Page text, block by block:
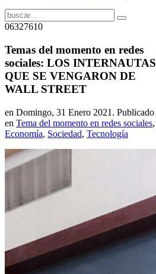
06327610
Temas del momento en redes
sociales: LOS INTERNAUTAS
QUE SE VENGARON DE
WALL STREET
en Domingo, 31 Enero 2021. Publicado
en Tema del momento en redes sociales,
Economí­a, Sociedad, Tecnología